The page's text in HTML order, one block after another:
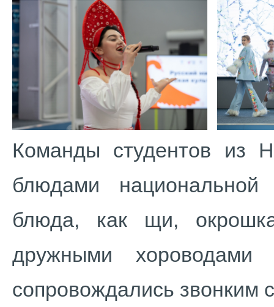
Команды студентов из
блюдами национальной
блюда, как щи,
дружными
сопровождались звонким